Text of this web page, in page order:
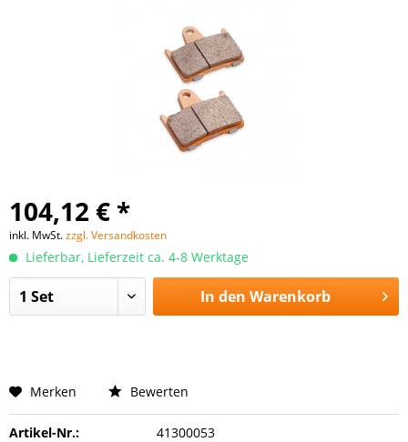
104,12 € *
inkl. MwSt.zzgl. Versandkosten
Lieferbar, Lieferzeit ca. 4-8 Werktage
In den Warenkorb
Merken Bewerten
Artikel-Nr.: 41300053